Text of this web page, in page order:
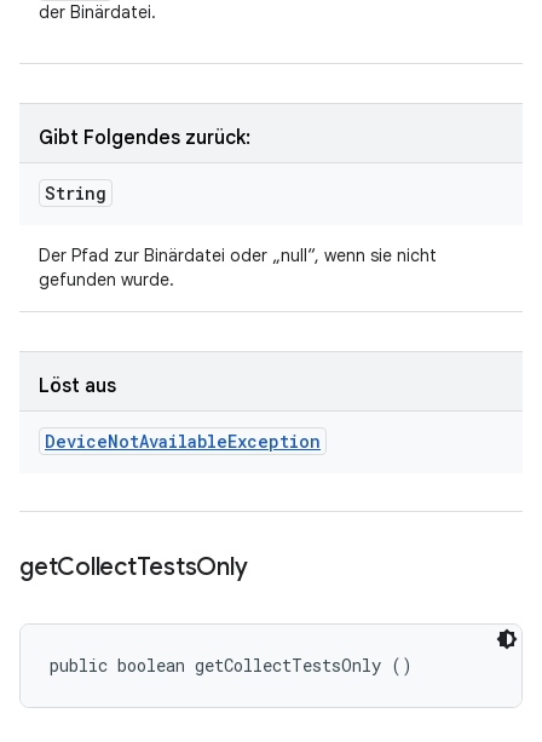
der Binärdatei.
Gibt Folgendes zurück:
String
Der Pfad zur Binärdatei oder „null“, wenn sie nicht
gefunden wurde.
Löst aus
DeviceNotAvailableException
getCollectTestsOnly
public boolean getCollectTestsOnly ()